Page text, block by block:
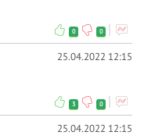
0 0
25.04.2022 12:15
3 0
25.04.2022 12:15